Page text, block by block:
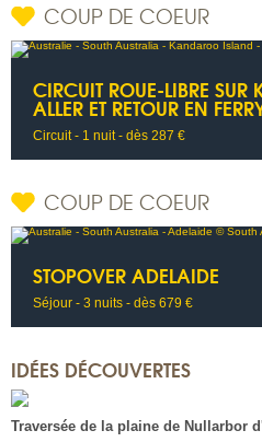
COUP DE COEUR
CIRCUIT ROUE-LIBRE
ALLER ET RETOUR EN
Circuit - 1 nuit - dès 287 €
COUP DE COEUR
STOPOVER ADELAIDE
Séjour - 3 nuits - dès 679 €
IDÉES DÉCOUVERTES
Traversée de la plaine de Nullarbor